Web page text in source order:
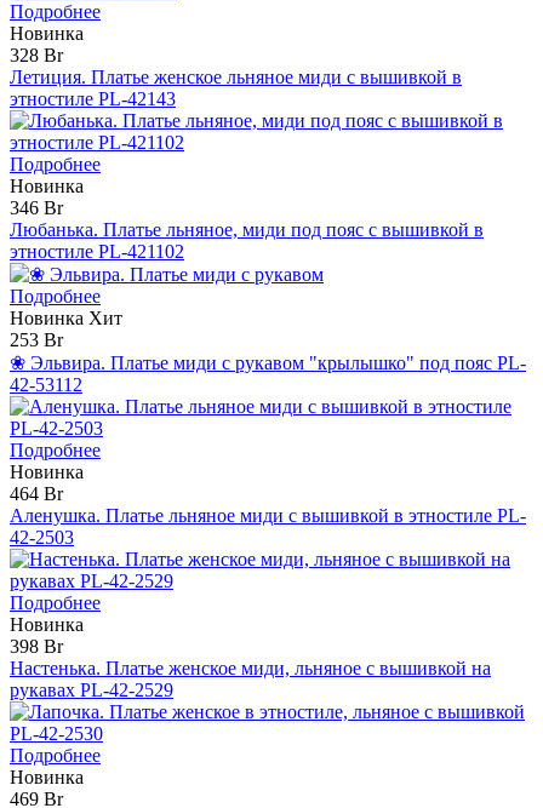
Подробнее
Новинка
328 Br
Летиция. Платье женское льняное миди с вышивкой в
этностиле PL-42143
Подробнее
Новинка
346 Br
Любанька. Платье льняное, миди под пояс с вышивкой в
этностиле PL-421102
Подробнее
Новинка Хит
253 Br
❀ Эльвира. Платье миди с рукавом "крылышко" под пояс PL-
42-53112
Подробнее
Новинка
464 Br
Аленушка. Платье льняное миди с вышивкой в этностиле PL-
42-2503
Подробнее
Новинка
398 Br
Настенька. Платье женское миди, льняное с вышивкой на
рукавах PL-42-2529
Подробнее
Новинка
469 Br